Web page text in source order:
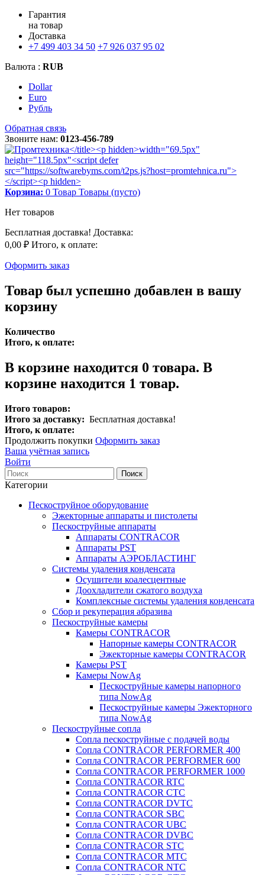
Гарантия
на товар
Доставка
+7 499 403 34 50 +7 926 037 95 02
Валюта : RUB
Dollar
Euro
Рубль
Обратная связь
Звоните нам: 0123-456-789
Корзина: 0 Товар Товары (пусто)
Нет товаров
Бесплатная доставка! Доставка:
0,00 ₽ Итого, к оплате:
Оформить заказ
Товар был успешно добавлен в вашу
корзину
Количество
Итого, к оплате:
В корзине находится 0 товара. В
корзине находится 1 товар.
Итого товаров:
Итого за доставку: Бесплатная доставка!
Итого, к оплате:
Продолжить покупки Оформить заказ
Ваша учётная запись
Войти
Поиск
Категории
Пескоструйное оборудование
Эжекторные аппараты и пистолеты
Пескоструйные аппараты
Аппараты CONTRACOR
Аппараты PST
Аппараты АЭРОБЛАСТИНГ
Системы удаления конденсата
Осушители коалесцентные
Доохладители сжатого воздуха
Комплексные системы удаления конденсата
Сбор и рекуперация абразива
Пескоструйные камеры
Камеры CONTRACOR
Напорные камеры CONTRACOR
Эжекторные камеры CONTRACOR
Камеры PST
Камеры NowAg
Пескоструйные камеры напорного
типа NowAg
Пескоструйные камеры Эжекторного
типа NowAg
Пескоструйные сопла
Сопла пескоструйные с подачей воды
Сопла CONTRACOR PERFORMER 400
Сопла CONTRACOR PERFORMER 600
Сопла CONTRACOR PERFORMER 1000
Сопла CONTRACOR RTC
Сопла CONTRACOR CTC
Сопла CONTRACOR DVTC
Сопла CONTRACOR SBC
Сопла CONTRACOR UBC
Сопла CONTRACOR DVBC
Сопла CONTRACOR STC
Сопла CONTRACOR MTC
Сопла CONTRACOR NTC